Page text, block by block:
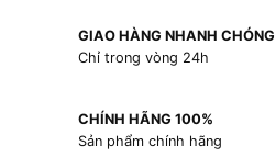
GIAO HÀNG NHANH CHÓNG
Chỉ trong vòng 24h
CHÍNH HÃNG 100%
Sản phẩm chính hãng